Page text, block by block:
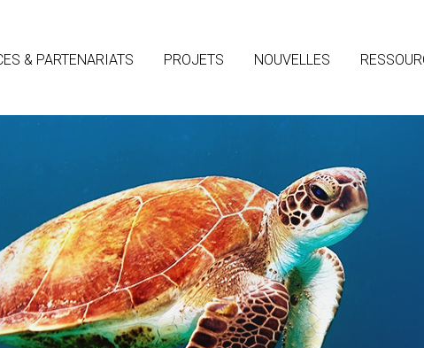
& PARTENARIATS PROJETS NOUVELLES